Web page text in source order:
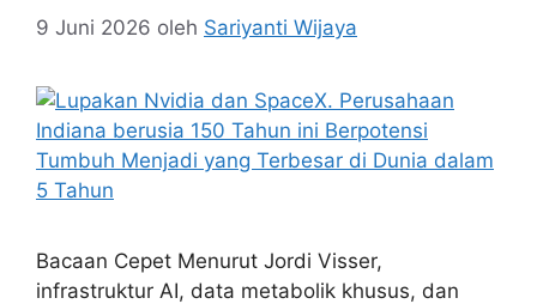
9 Juni 2026 oleh Sariyanti Wijaya
Bacaan Cepet Menurut Jordi Visser,
infrastruktur AI, data metabolik khusus, dan